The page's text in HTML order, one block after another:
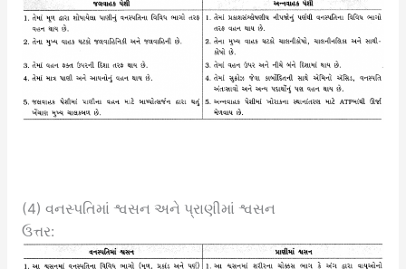
(4) વનસ્પતિમાં શ્વસન અને પ્રાણીમાં શ્વસન
ઉત્તર: